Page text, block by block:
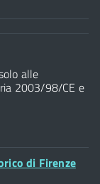
alle
2003/98/CE e
di Firenze